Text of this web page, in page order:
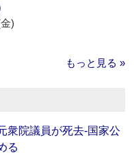
)
もっと見る »
衆院議員が死去‐国家公
る